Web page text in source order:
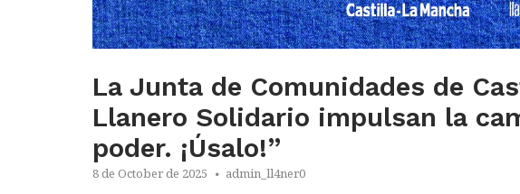
La Junta de Comunidades de
Llanero Solidario impulsan la
poder. ¡Úsalo!”
8 de October de 2025 admin_ll4ner0